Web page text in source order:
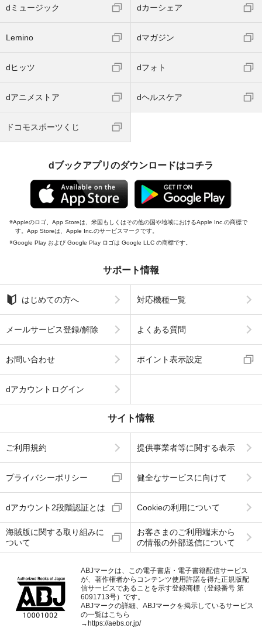
dミュージック dカーシェア
Lemino dマガジン
dヒッツ dフォト
dアニメストア dヘルスケア
ドコモスポーツくじ
dブックアプリのダウンロードはコチラ
Appleのロゴ、App Storeは、米国もしくはその他の国や地域におけるApple Inc.の商標で
す。App Storeは、Apple Inc.のサービスマークです。
Google Play および Google Play ロゴは Google LLC の商標です。
サポート情報
はじめての方へ 対応機種一覧
メールサービス登録/解除 よくある質問
お問い合わせ ポイント表示設定
dアカウントログイン
サイト情報
ご利用規約 提供事業者等に関する表示
プライバシーポリシー 健全なサービスに向けて
dアカウント2段階認証とは Cookieの利用について
海賊版に関する取り組みに
ついて
お客さまのご利用端末から
の情報の外部送信について
ABJマークは、この電子書店・電子書籍配信サービス
が、著作権者からコンテンツ使用許諾を得た正規版配
信サービスであることを示す登録商標（登録番号 第
6091713号）です。
ABJマークの詳細、ABJマークを掲示しているサービス
の一覧はこちら
→ https://aebs.or.jp/